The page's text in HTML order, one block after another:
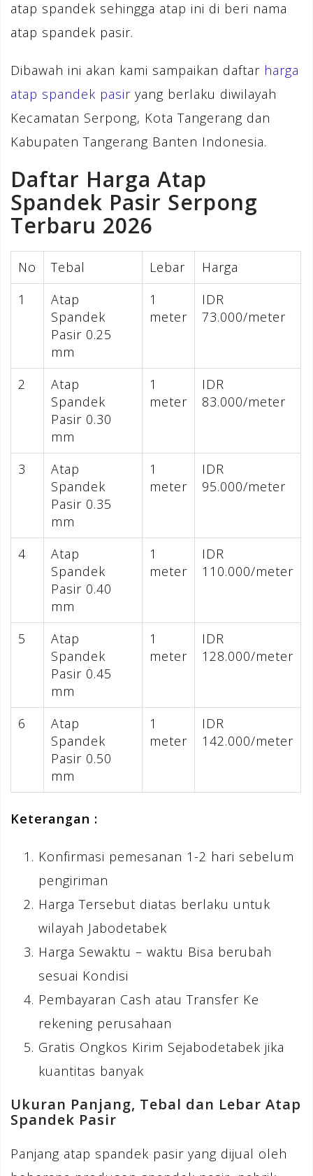
atap spandek sehingga atap ini di beri nama
atap spandek pasir.
Dibawah ini akan kami sampaikan daftar harga
atap spandek pasir yang berlaku diwilayah
Kecamatan Serpong, Kota Tangerang dan
Kabupaten Tangerang Banten Indonesia.
Daftar Harga Atap
Spandek Pasir Serpong
Terbaru 2026
No Tebal Lebar
Harga
1
Atap
Spandek
Pasir 0.25
mm
1
meter
IDR
73.000/meter
2
Atap
Spandek
Pasir 0.30
mm
1
meter
IDR
83.000/meter
3
Atap
Spandek
Pasir 0.35
mm
1
meter
IDR
95.000/meter
4
Atap
Spandek
Pasir 0.40
mm
1
meter
IDR
110.000/meter
5
Atap
Spandek
Pasir 0.45
mm
1
meter
IDR
128.000/meter
6
Atap
Spandek
Pasir 0.50
mm
1
meter
IDR
142.000/meter
Keterangan :
Konfirmasi pemesanan 1-2 hari sebelum
pengiriman
Harga Tersebut diatas berlaku untuk
wilayah Jabodetabek
Harga Sewaktu – waktu Bisa berubah
sesuai Kondisi
Pembayaran Cash atau Transfer Ke
rekening perusahaan
Gratis Ongkos Kirim Sejabodetabek jika
kuantitas banyak
Ukuran Panjang, Tebal dan Lebar Atap
Spandek Pasir
Panjang atap spandek pasir yang dijual oleh